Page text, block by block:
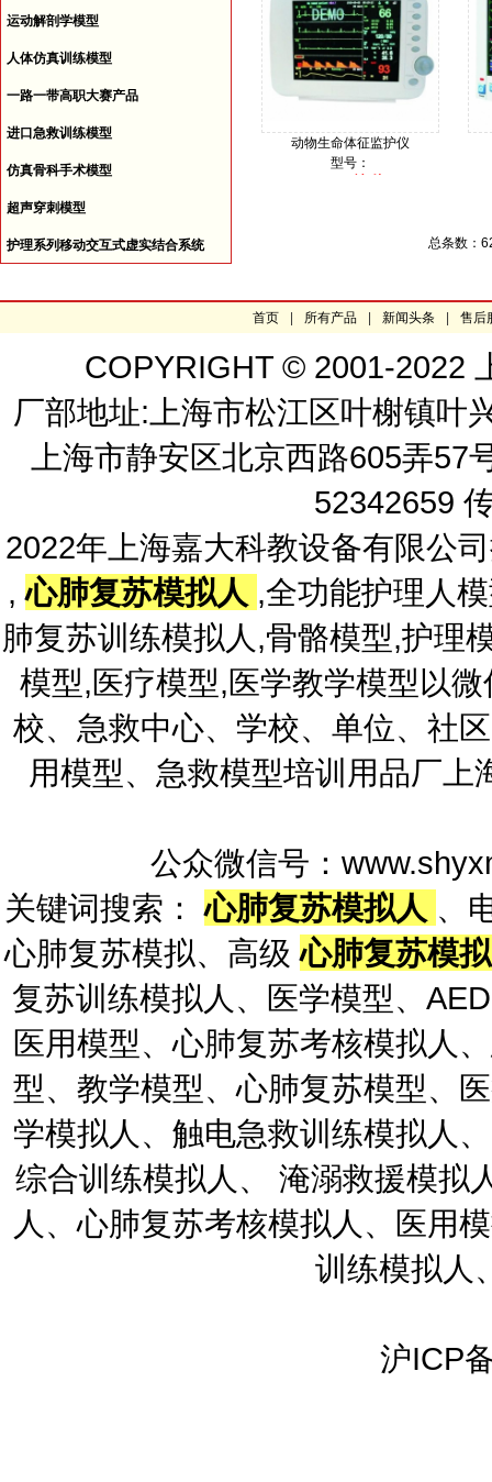
动物生命体征监护仪
型号：
总条数：
运动解剖学模型
人体仿真训练模型
一路一带高职大赛产品
进口急救训练模型
仿真骨科手术模型
超声穿刺模型
护理系列移动交互式虚实结合系统
首页 所有产品 新闻头条 售后
COPYRIGHT © 2001-2022
厂部地址:上海市松江区叶榭镇叶
上海市静安区北京西路605弄
52342659
2022年上海嘉大科教设备有限公
,心肺复苏模拟人 ,全功能护理人
肺复苏训练模拟人,骨骼模型,护理
模型,医疗模型,医学教学模型以
校、急救中心、学校、单位、社
用模型、急救模型培训用品厂
公众微信号：
关键词搜索：心肺复苏模拟人 、
心肺复苏模拟、高级心肺复苏模
复苏训练模拟人、医学模型、
医用模型、心肺复苏考核模拟人
型、教学模型、心肺复苏模型、
学模拟人、触电急救训练模拟人
综合训练模拟人、 淹溺救援模拟
人、心肺复苏考核模拟人、医用
训练模拟人
沪ICP